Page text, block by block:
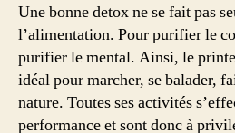
Une bonne detox ne se fait pas
l’alimentation. Pour purifier le
purifier le mental. Ainsi, le
idéal pour marcher, se balader,
nature. Toutes ses activités
performance et sont donc à